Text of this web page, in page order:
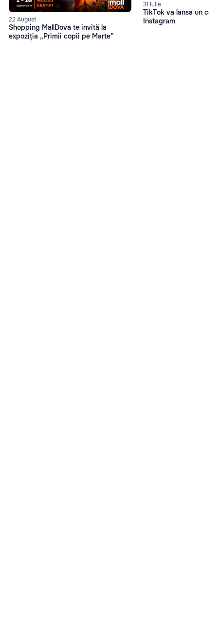
22 August
Shopping MallDova te invită la
expoziția „Primii copii pe Marte”
31 Iulie
TikTok va lansa un
Instagram